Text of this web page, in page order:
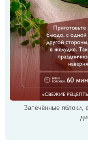
Запечённые